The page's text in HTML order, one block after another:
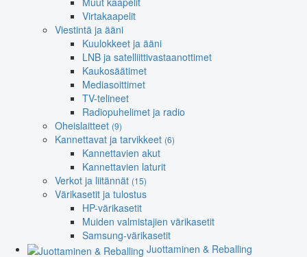
Virtakaapelit
Viestintä ja ääni
Kuulokkeet ja ääni
LNB ja satelliittivastaanottimet
Kaukosäätimet
Mediasoittimet
TV-telineet
Radiopuhelimet ja radio
Oheislaitteet (9)
Kannettavat ja tarvikkeet (6)
Kannettavien akut
Kannettavien laturit
Verkot ja liitännät (15)
Värikasetit ja tulostus
HP-värikasetit
Muiden valmistajien värikasetit
Samsung-värikasetit
Juottaminen & Reballing